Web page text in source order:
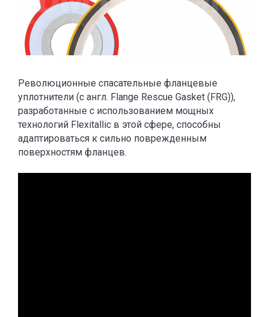
Революционные спасательные фланцевые
уплотнители (с англ. Flange Rescue Gasket (FRG)),
разработанные с использованием мощных
технологий Flexitallic в этой сфере, способны
адаптироваться к сильно поврежденным
поверхностям фланцев.